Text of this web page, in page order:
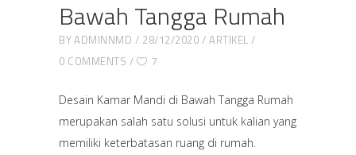
Bawah Tangga Rumah
BYADMINNMD 28/12/2020
ARTIKEL
0 COMMENTS
7
Desain Kamar Mandi di Bawah Tangga Rumah
merupakan salah satu solusi untuk kalian yang
memiliki keterbatasan ruang di rumah.